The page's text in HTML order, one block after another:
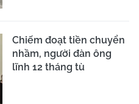
Chiếm đoạt tiền chuyển
nhầm, người đàn ông
lĩnh 12 tháng tù